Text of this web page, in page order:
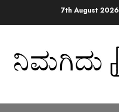
7th August 2026